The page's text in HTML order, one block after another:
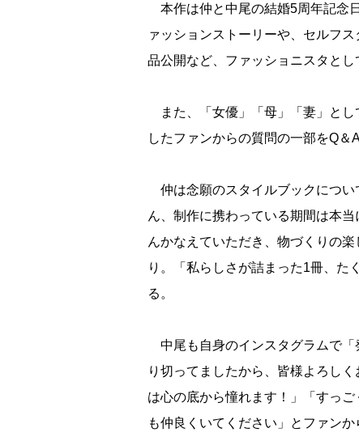
本作は仲と中尾の結婚5周年記念
ァッションストーリーや、セルフ
品公開など、ファッショニスタとし
また、「女優」「母」「妻」とし
したファンからの質問の一部をQ＆
仲は念願のスタイルブックについ
ん、制作に携わっている期間は本
んかなえていただき、物づくりの
り。「私らしさが詰まった1冊、た
る。
中尾も自身のインスタグラムで「
り切ってましたから、皆様よろし
は心の底から憧れます！」「すっ
も仲良くいてください」とファンか